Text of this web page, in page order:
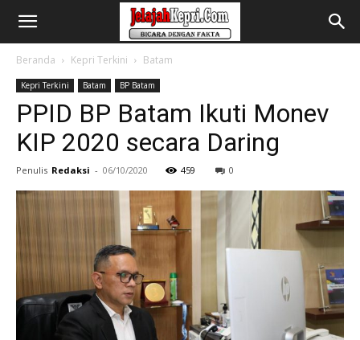
Beranda Kepri Terkini Batam
Kepri Terkini Batam BP Batam
PPID BP Batam Ikuti Monev
KIP 2020 secara Daring
Penulis Redaksi - 06/10/2020 459 0